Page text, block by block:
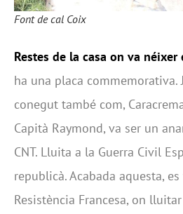
Font de cal Coix
Restes de la casa on va néixer
ha una placa commemorativa.
conegut també com,
Capità Raymond, va ser un
CNT. Lluita a la Guerra Civil
republicà. Acabada aquesta,
Resistència Francesa, on